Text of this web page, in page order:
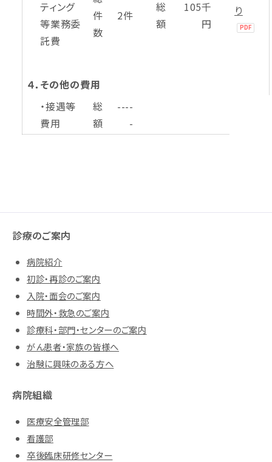
り
ティング
等業務委
託費
件
数
2件
総
額
105千
円
４．その他の費用
・接遇等
費用
総
額
----
-
診療のご案内
病院紹介
初診・再診のご案内
入院・面会のご案内
時間外・救急のご案内
診療科・部門・センターのご案内
がん患者・家族の皆様へ
治験に興味のある方へ
病院組織
医療安全管理部
看護部
卒後臨床研修センター